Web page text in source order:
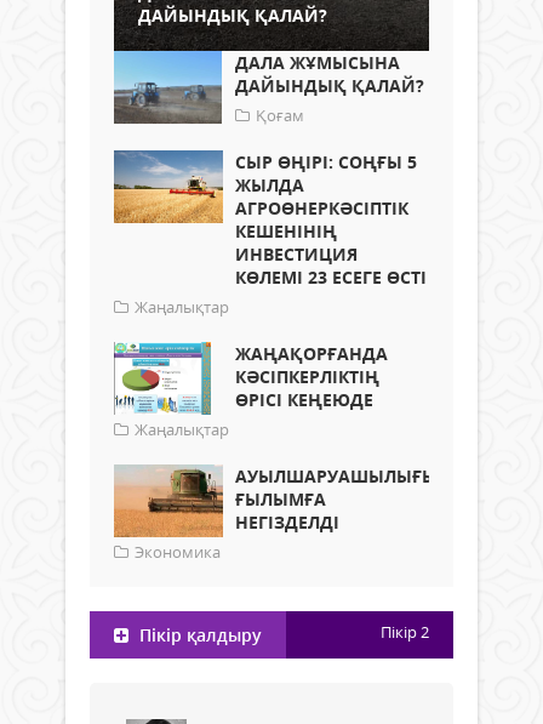
ДАЙЫНДЫҚ ҚАЛАЙ?
ДАЛА ЖҰМЫСЫНА
ДАЙЫНДЫҚ ҚАЛАЙ?
Қоғам
СЫР ӨҢІРІ: СОҢҒЫ 5
ЖЫЛДА
АГРОӨНЕРКӘСІПТІК
КЕШЕНІНІҢ
ИНВЕСТИЦИЯ
КӨЛЕМІ 23 ЕСЕГЕ ӨСТІ
Жаңалықтар
ЖАҢАҚОРҒАНДА
КӘСІПКЕРЛІКТІҢ
ӨРІСІ КЕҢЕЮДЕ
Жаңалықтар
АУЫЛШАРУАШЫЛЫҒЫ
ҒЫЛЫМҒА
НЕГІЗДЕЛДІ
Экономика
Пікір қалдыру Пікір2